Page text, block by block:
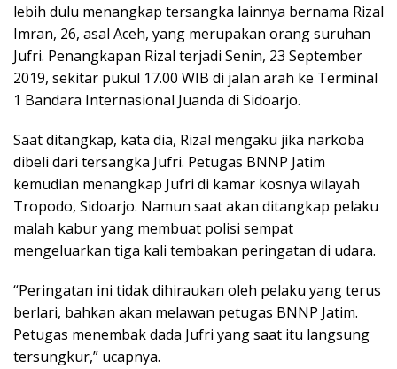
lebih dulu menangkap tersangka lainnya bernama Rizal
Imran, 26, asal Aceh, yang merupakan orang suruhan
Jufri. Penangkapan Rizal terjadi Senin, 23 September
2019, sekitar pukul 17.00 WIB di jalan arah ke Terminal
1 Bandara Internasional Juanda di Sidoarjo.
Saat ditangkap, kata dia, Rizal mengaku jika narkoba
dibeli dari tersangka Jufri. Petugas BNNP Jatim
kemudian menangkap Jufri di kamar kosnya wilayah
Tropodo, Sidoarjo. Namun saat akan ditangkap pelaku
malah kabur yang membuat polisi sempat
mengeluarkan tiga kali tembakan peringatan di udara.
“Peringatan ini tidak dihiraukan oleh pelaku yang terus
berlari, bahkan akan melawan petugas BNNP Jatim.
Petugas menembak dada Jufri yang saat itu langsung
tersungkur,” ucapnya.